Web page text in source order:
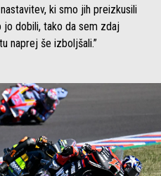
ki smo jih preizkusili
jo dobili, tako da sem zdaj
naprej še izboljšali.”